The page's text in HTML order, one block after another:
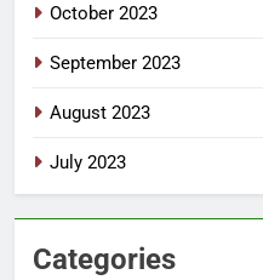
October 2023
September 2023
August 2023
July 2023
Categories